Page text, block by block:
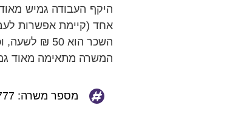
אחד (קיימת אפשרות
השכר הוא 50 ₪ לשעה, וכולל החזרים על נסיעות וכיסוי הוצאות על בילוי משותף בגובה של עד 100 ₪ לחודש.
המשרה מתאימה מאוד גם
מספר משרה: 4777